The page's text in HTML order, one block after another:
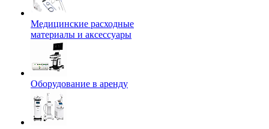
Медицинские расходные
материалы и аксессуары
Оборудование в аренду